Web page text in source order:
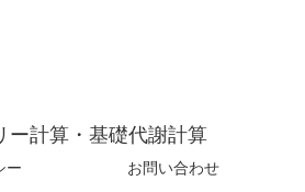
ー計算・基礎代謝計算
ー お問い合わせ